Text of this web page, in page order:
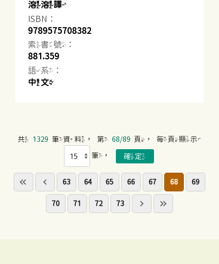
溶溶譯
ISBN：
9789575708382
索書號：
881.359
語系：
中文
共 1329 筆資料，第 68/89 頁，每頁顯示
筆，
63 64 65 66 67 68 69
70 71 72 73